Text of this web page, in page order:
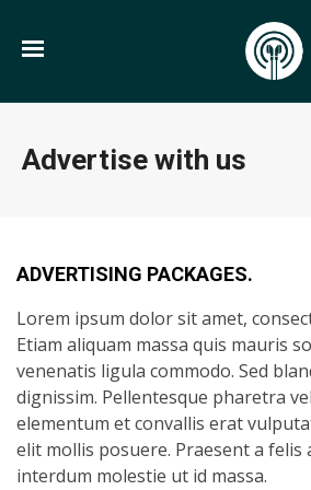
Advertise with us
ADVERTISING PACKAGES.
Lorem ipsum dolor sit amet,
Etiam aliquam massa quis mauris
venenatis ligula commodo. Sed
dignissim. Pellentesque pharetra
elementum et convallis erat
elit mollis posuere. Praesent a felis
interdum molestie ut id massa.